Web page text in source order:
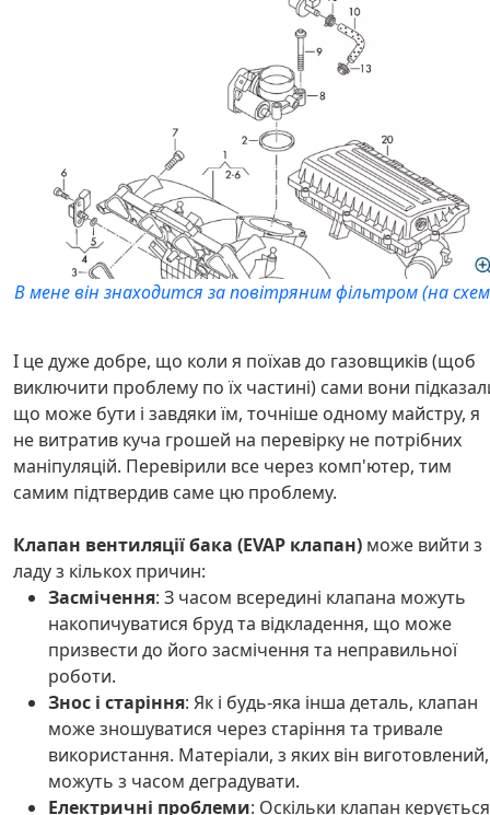
В мене він знаходится за повітряним фільтром (на
І це дуже добре, що коли я поїхав до газовщиків (щоб
виключити проблему по їх частині) сами вони
що може бути і завдяки їм, точніше одному майстру, я
не витратив куча грошей на перевірку не потрібних
маніпуляцій. Перевірили все через комп'ютер, тим
самим підтвердив саме цю проблему.
Клапан вентиляції бака (EVAP клапан) може вийти з
ладу з кількох причин:
Засмічення: З часом всередині клапана можуть
накопичуватися бруд та відкладення, що може
призвести до його засмічення та неправильної
роботи.
Знос і старіння: Як і будь-яка інша деталь, клапан
може зношуватися через старіння та тривале
використання. Матеріали, з яких він виготовлений,
можуть з часом деградувати.
Електричні проблеми: Оскільки клапан керується